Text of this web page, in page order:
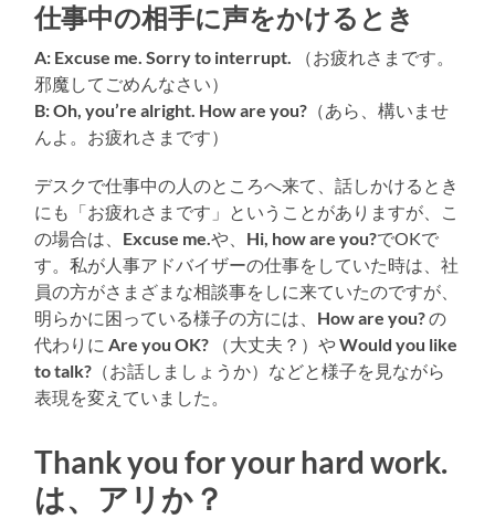
仕事中の相手に声をかけるとき
A: Excuse me. Sorry to interrupt. （お疲れさまです。
邪魔してごめんなさい）
B: Oh, you’re alright. How are you? （あら、構いませ
んよ。お疲れさまです）
デスクで仕事中の人のところへ来て、話しかけるとき
にも「お疲れさまです」ということがありますが、こ
の場合は、 Excuse me.や、 Hi, how are you?でOKで
す。私が人事アドバイザーの仕事をしていた時は、社
員の方がさまざまな相談事をしに来ていたのですが、
明らかに困っている様子の方には、 How are you?の
代わりにAre you OK? （大丈夫？）やWould you like
to talk? （お話しましょうか）などと様子を見ながら
表現を変えていました。
Thank you for your hard work.
は、アリか？